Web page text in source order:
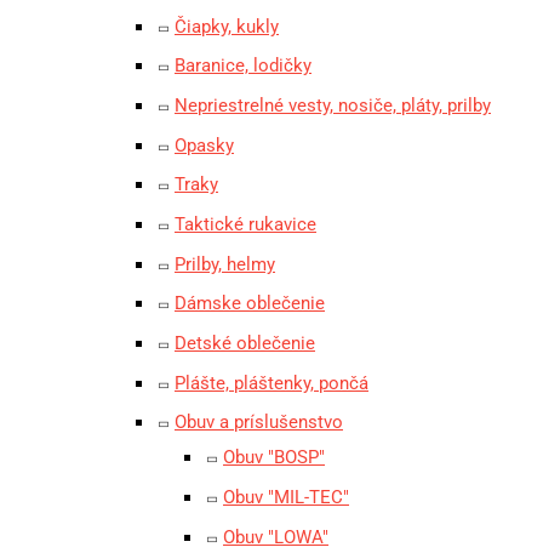
Čiapky, kukly
Baranice, lodičky
Nepriestrelné vesty, nosiče, pláty, prilby
Opasky
Traky
Taktické rukavice
Prilby, helmy
Dámske oblečenie
Detské oblečenie
Plášte, pláštenky, pončá
Obuv a príslušenstvo
Obuv "BOSP"
Obuv "MIL-TEC"
Obuv "LOWA"